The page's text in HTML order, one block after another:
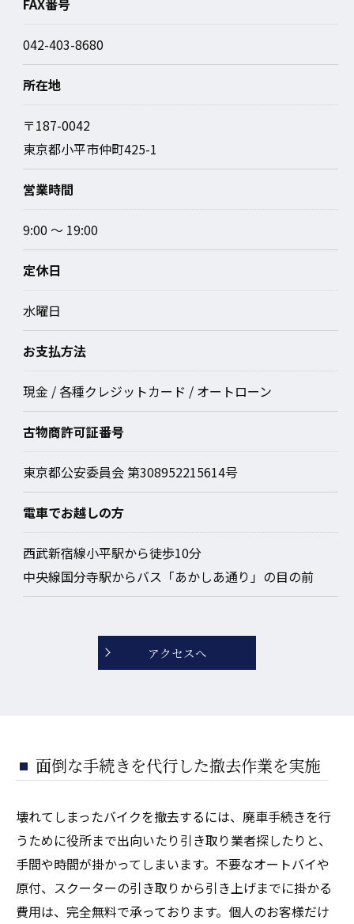
042-403-8680
所在地
〒187-0042
東京都小平市仲町425-1
営業時間
9:00 ～ 19:00
定休日
水曜日
お支払方法
現金 / 各種クレジットカード / オートローン
古物商許可証番号
東京都公安委員会 第308952215614号
電車でお越しの方
西武新宿線小平駅から徒歩10分
中央線国分寺駅からバス「あかしあ通り」の目の前
アクセスへ
面倒な手続きを代行した撤去作業を実施
壊れてしまったバイクを撤去するには、廃車手続きを行
うために役所まで出向いたり引き取り業者探したりと、
手間や時間が掛かってしまいます。不要なオートバイや
原付、スクーターの引き取りから引き上げまでに掛かる
費用は、完全無料で承っております。個人のお客様だけ